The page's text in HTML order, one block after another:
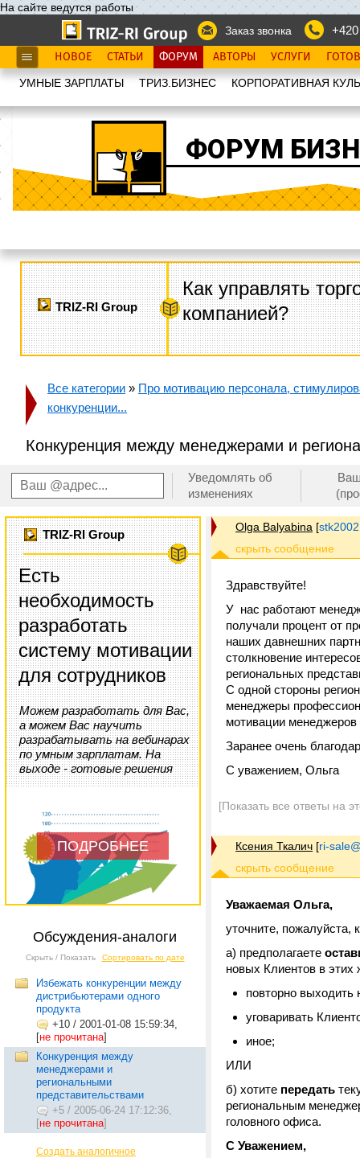
На сайте ведутся работы
Заказ звонка
НОВОЕ СТАТЬИ ФОРУМ АВТОРЫ УСЛУГИ
УМНЫЕ ЗАРПЛАТЫ ТРИЗ.БИЗНЕС КОРПОРАТИВНАЯ
ФОРУМ
TRIZ-RI Group
Как управлять
компанией?
Все категории » Про мотивацию персонала,
конкуренции...
Конкуренция между менеджерами и
Уведомлять об
изменениях
TRIZ-RI Group
Есть
необходимость
разработать
систему мотивации
для сотрудников
Можем разработать для Вас,
а можем Вас научить
разрабатывать на вебинарах
по умным зарплатам. На
выходе - готовые решения
ПОДРОБНЕЕ
Обсуждения-аналоги
Скрыть / Показать Сортировать по дате
Избежать конкуренции между
дистрибьютерами одного
продукта
+10 / 2001-01-08 15:59:34,
[не прочитана]
Конкуренция между
менеджерами и
региональными
представительствами
+5 / 2005-06-24 17:12:36,
[не прочитана]
Создать аналогичное
Olga Balyabina [
Здравствуйте!
У нас работают
получали процент от
наших давнешних
столкновение
региональных
С одной стороны
менеджеры
мотивации
Заранее очень
С уважением, Ольга
[Показать все ответы на
Ксения Ткалич [ri-
Уважаемая Ольга,
уточните, пожалуйста,
а) предполагаете
новых Клиентов в этих
повторно
уговаривать
иное;
ИЛИ
б) хотите передать
региональным
головного офиса.
С Уважением,